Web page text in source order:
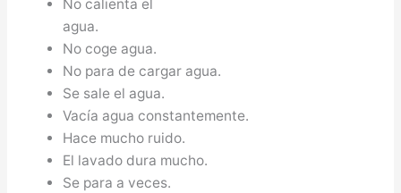
No calienta el
agua.
No coge agua.
No para de cargar agua.
Se sale el agua.
Vacía agua constantemente.
Hace mucho ruido.
El lavado dura mucho.
Se para a veces.